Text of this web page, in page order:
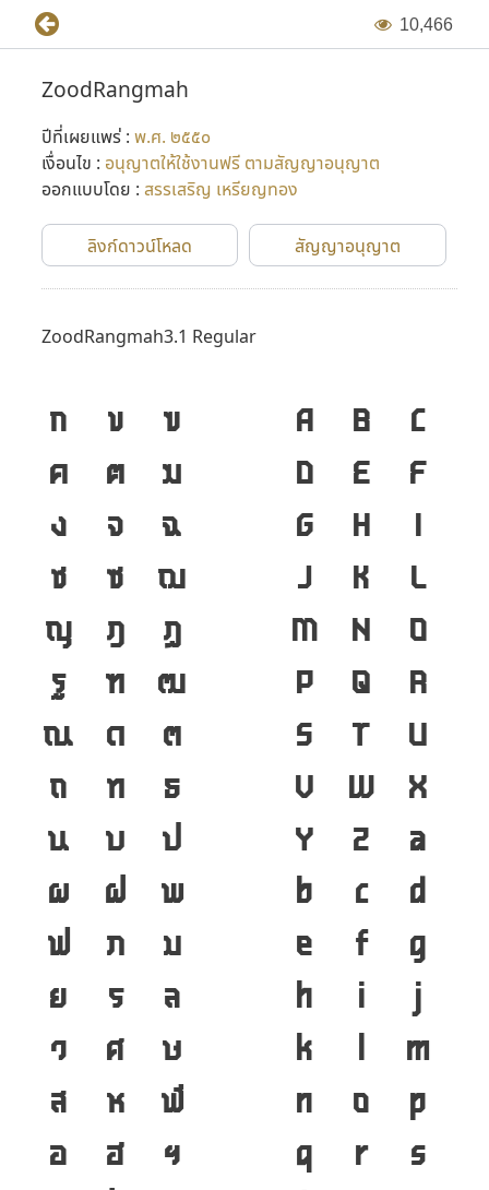
10,466
ZoodRangmah
ปีที่เผยแพร่ : พ.ศ. ๒๕๕๐
เงื่อนไข : อนุญาตให้ใช้งานฟรี ตามสัญญาอนุญาต
ออกแบบโดย : สรรเสริญ เหรียญทอง
ลิงก์ดาวน์โหลด สัญญาอนุญาต
ZoodRangmah3.1 Regular
ก ข
ฃ
ค
ฅ
ฆ
ง
จ
ฉ
ช
ซ
ฌ
ญ
ฎ
ฏ
ฐ
ฑ
ฒ
ณ
ด
ต
ถ
ท
ธ
น
บ
ป
ผ
ฝ
พ
ฟ
ภ
ม
ย
ร
ล
ว
ศ
ษ
ส
ห
ฬ
อ
ฮ
ฯ
A B
C
D
E
F
G
H
J
K
L
M
N
O
P
Q
R
S
T
U
V
W
X
Y
Z
a
b
c
d
e
f
g
h
i
j
k
m
n
o
p
q
r
s